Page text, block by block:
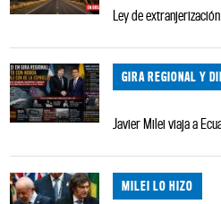
Ley de
GIRA REGIONAL Y
Javier Milei viaja a
MILEI LO HIZO